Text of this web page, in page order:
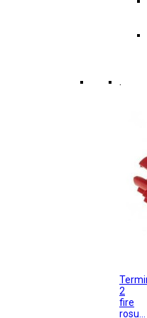
.
2
fire
rosu...